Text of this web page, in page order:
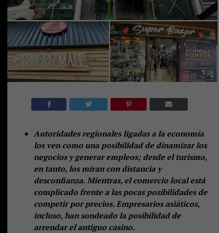
Autoridades regionales ligadas a la economía
los ven como una posibilidad de dinamizar los
negocios y generar empleos; desde el turismo,
en tanto, los miran con distancia y
desconfianza. Mientras, el comercio local está
complicado frente a las pocas posibilidades de
competir por precios. Empresarios asiáticos,
incluso, han sondeado la posibilidad de
arrendar el antiguo casino.